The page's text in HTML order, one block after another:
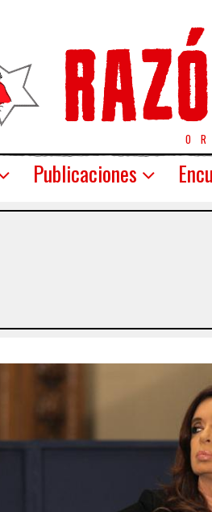
Publicaciones